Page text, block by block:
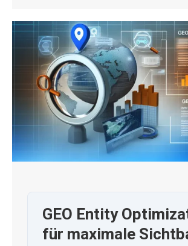
GEO Entity
für maximale